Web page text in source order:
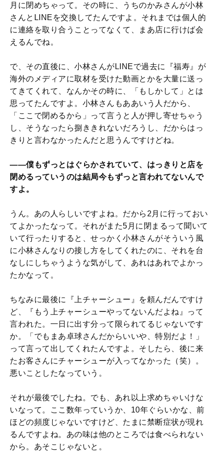
月に閉めちゃって。その時に、うちのかみさんが小林
さんとLINEを交換してたんですよ。それまでは個人的
に連絡を取り合うことってなくて、まあ店に行けば会
えるんでね。
で、その直後に、小林さんがLINEで過去に『福寿』が
海外のメディアに取材を受けた動画とかを大量に送っ
てきてくれて、なんかその時に、「もしかして」とは
思ってたんですよ。小林さんもああいう人だから、
「ここで閉めるから」って言うと人が押し寄せちゃう
し、そうなったら捌ききれないだろうし、だからはっ
きりと言わなかったんだと思うんですけどね。
――僕もずっとはぐらかされていて、はっきりと店を
閉めるっていうのは結局今もずっと言われてないんで
すよ。
うん。あの人らしいですよね。だから2月に行っておい
てよかったなって。それがまた5月に閉まるって聞いて
いて行ったりすると、せっかく小林さんがそういう風
に小林さんなりの接し方をしてくれたのに、それを台
なしにしちゃうような気がして、あれはあれでよかっ
たかなって。
ちなみに最後に『上チャーシュー』を頼んだんですけ
ど、『もう上チャーシューやってないんだよね』って
言われた。一日に出す分って限られてるじゃないです
か。「でもまあ卓球さんだからいいや、特別だよ！」
って言って出してくれたんですよ。そしたら、後に来
たお客さんにチャーシューが入ってなかった（笑）。
悪いことしたなっていう。
それが最後でしたね。でも、あれ以上求めちゃいけな
いなって。ここ数年っていうか、10年ぐらいかな、前
ほどの頻度じゃないですけど、たまに禁断症状が現れ
るんですよね。あの味は他のところでは食べられない
から。あそこじゃないと。